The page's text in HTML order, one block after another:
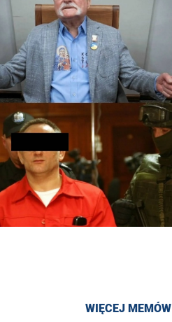
WIĘCEJ MEMÓW